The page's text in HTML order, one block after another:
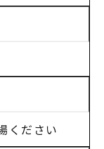
ください